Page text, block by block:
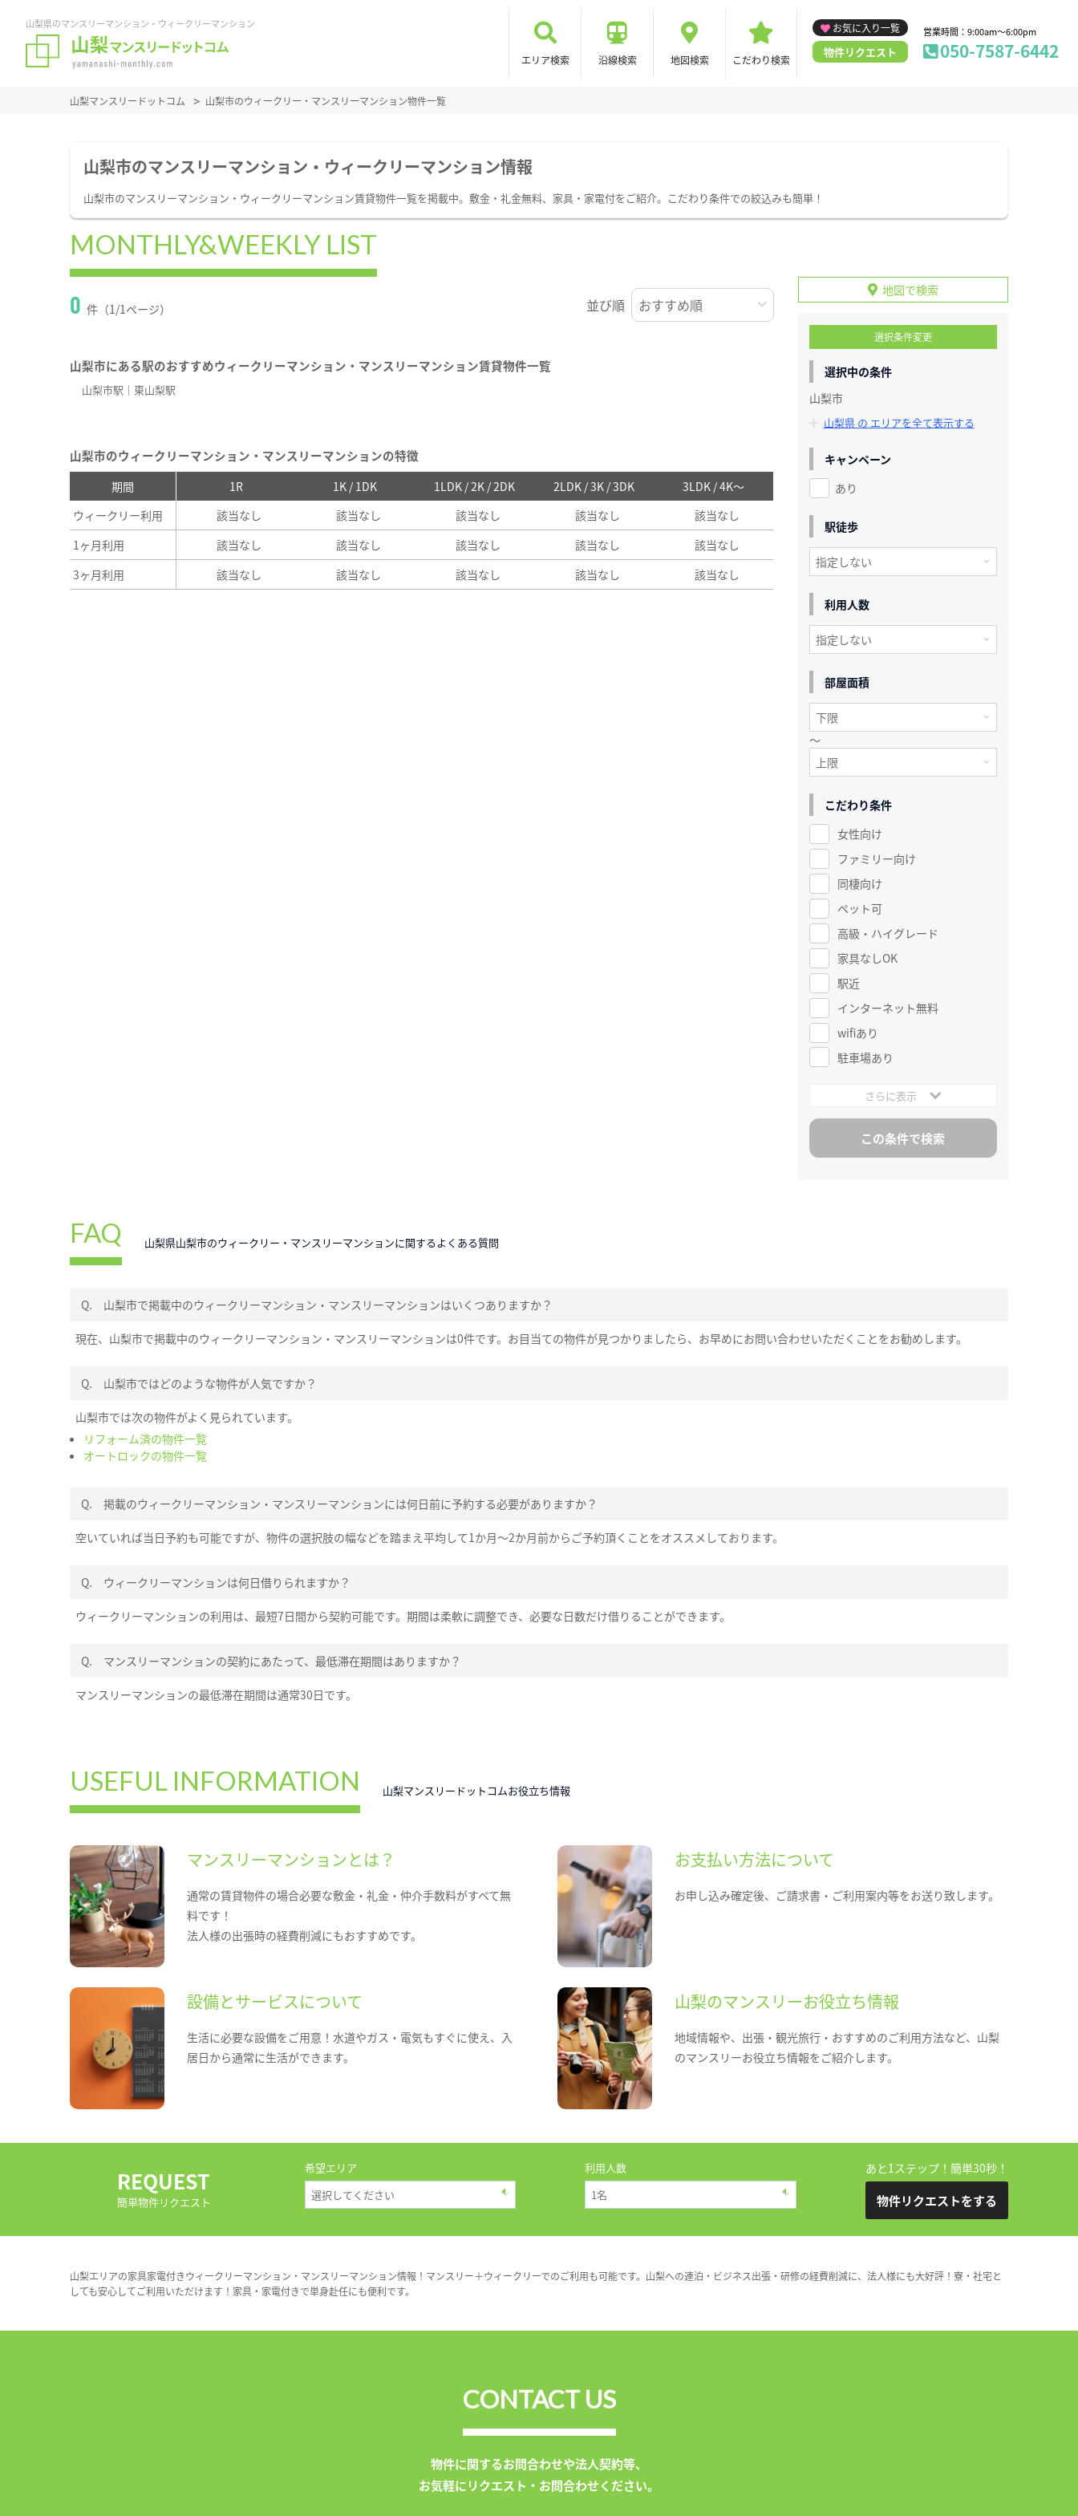
山梨県のマンスリーマンション・ウィークリーマンション
エリア検索 沿線検索 地図検索 こだわり検索
お気に入り一覧
物件リクエスト
営業時間：9:00am～6:00pm
050-7587-6442
山梨マンスリードットコム 山梨市のウィークリー・マンスリーマンション物件一覧
山梨市のマンスリーマンション・ウィークリーマンション情報
山梨市のマンスリーマンション・ウィークリーマンション賃貸物件一覧を掲載中。敷金・礼金無料、家具・家電付をご紹介。こだわり条件での絞込みも簡単！
MONTHLY&WEEKLY LIST
0 件（1/1ページ） 並び順
山梨市にある駅のおすすめウィークリーマンション・マンスリーマンション賃貸物件一覧
山梨市駅 東山梨駅
山梨市のウィークリーマンション・マンスリーマンションの特徴
期間 1R 1K / 1DK 1LDK / 2K / 2DK 2LDK / 3K / 3DK
3LDK / 4K～
ウィークリー利用
該当なし 該当なし 該当なし 該当なし
該当なし
1ヶ月利用
該当なし 該当なし 該当なし 該当なし
該当なし
3ヶ月利用
該当なし 該当なし 該当なし 該当なし 該当なし
地図で検索
選択条件変更
選択中の条件
山梨市
山梨県 の エリアを全て表示する
キャンペーン
あり
駅徒歩
利用人数
部屋面積
～
こだわり条件
女性向け
ファミリー向け
同棲向け
ペット可
高級・ハイグレード
家具なしOK
駅近
インターネット無料
wifiあり
駐車場あり
さらに表示
FAQ 山梨県山梨市のウィークリー・マンスリーマンションに関するよくある質問
Q. 山梨市で掲載中のウィークリーマンション・マンスリーマンションはいくつありますか？
現在、山梨市で掲載中のウィークリーマンション・マンスリーマンションは0件です。お目当ての物件が見つかりましたら、お早めにお問い合わせいただくことをお勧めします。
Q. 山梨市ではどのような物件が人気ですか？
山梨市では次の物件がよく見られています。
リフォーム済の物件一覧
オートロックの物件一覧
Q. 掲載のウィークリーマンション・マンスリーマンションには何日前に予約する必要がありますか？
空いていれば当日予約も可能ですが、物件の選択肢の幅などを踏まえ平均して1か月～2か月前からご予約頂くことをオススメしております。
Q. ウィークリーマンションは何日借りられますか？
ウィークリーマンションの利用は、最短7日間から契約可能です。期間は柔軟に調整でき、必要な日数だけ借りることができます。
Q. マンスリーマンションの契約にあたって、最低滞在期間はありますか？
マンスリーマンションの最低滞在期間は通常30日です。
USEFUL INFORMATION 山梨マンスリードットコムお役立ち情報
マンスリーマンションとは？
通常の賃貸物件の場合必要な敷金・礼金・仲介手数料がすべて無
料です！
法人様の出張時の経費削減にもおすすめです。
お支払い方法について
お申し込み確定後、ご請求書・ご利用案内等をお送り致します。
設備とサービスについて
生活に必要な設備をご用意！水道やガス・電気もすぐに使え、入
居日から通常に生活ができます。
山梨のマンスリーお役立ち情報
地域情報や、出張・観光旅行・おすすめのご利用方法など、山梨
のマンスリーお役立ち情報をご紹介します。
REQUEST
簡単物件リクエスト
希望エリア 利用人数 あと1ステップ！簡単30秒！
物件リクエストをする
山梨エリアの家具家電付きウィークリーマンション・マンスリーマンション情報！マンスリー＋ウィークリーでのご利用も可能です。山梨への連泊・ビジネス出張・研修の経費削減に、法人様にも大好評！寮・社宅と
しても安心してご利用いただけます！家具・家電付きで単身赴任にも便利です。
CONTACT US
物件に関するお問合わせや法人契約等、
お気軽にリクエスト・お問合わせください。